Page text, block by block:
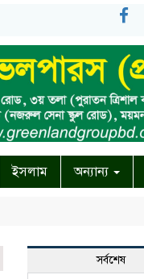
ইসলাম অন্যান্য
সর্বশেষ